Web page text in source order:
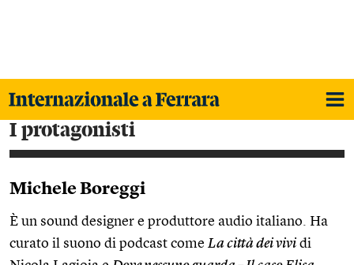
i protagonisti
Michele Boreggi
È un sound designer e produttore audio italiano. Ha
curato il suono di podcast come La città dei vivi di